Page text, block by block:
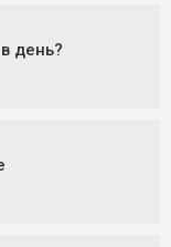
день?